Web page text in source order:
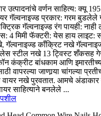
उत्पादनांचे वर्णन साहित्य: क्यू
गॅल्वनाइज्ड प्रकार: गरम बुडलेले
गॅल्वनाइज्ड रंग पायही: नाही
4 मिमी फॅक्टरी: येस हाय लाइट:
गॅल्वनाइज्ड कॉंक्रिट नखे
स्टील नखे 13 ट्विस्ट शँकसह
कंक्रीट बांधकाम आणि
वापरल्या जाणार्‍या चांगल्या
वायर नखे पुरवतात. आमचे अंडाकार
साहित्याने बनलेले ...